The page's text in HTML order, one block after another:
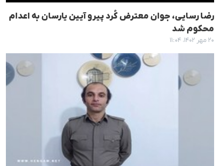
رضا رسایی، جوان معترض کُرد پیرو آیین یارسان به اعدام
محکوم شد
۲۰ مهر ۱۴۰۲، ۱۱:۰۴